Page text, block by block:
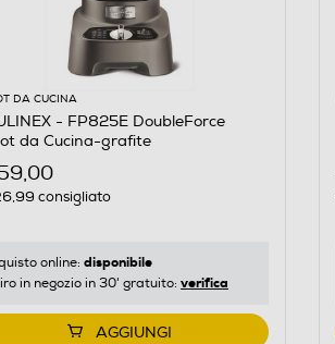
DA CUCINA
- FP825E DoubleForce
da Cucina-grafite
consigliato
online: disponibile
in negozio in 30' gratuito: verifica
AGGIUNGI